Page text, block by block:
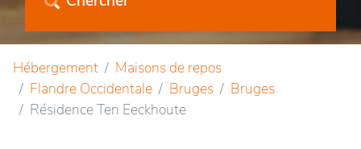
Hébergement
Maisons de repos
Flandre Occidentale
Bruges
Bruges
Résidence Ten Eeckhoute